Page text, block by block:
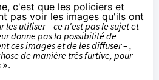
c'est que les policiers et
pas voir les images qu'ils ont
les utiliser – ce n'est pas le sujet et
donne pas la possibilité de
ces images et de les diffuser – ,
de manière très furtive, pour
».